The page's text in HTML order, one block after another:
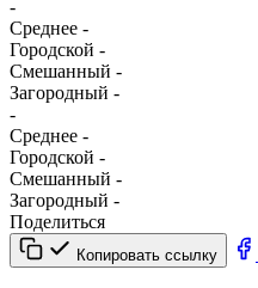
-
Среднее -
Городской -
Смешанный -
Загородный -
-
Среднее -
Городской -
Смешанный -
Загородный -
Поделиться
Копировать ссылку